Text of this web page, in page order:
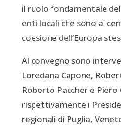
il ruolo fondamentale
enti locali che sono al
coesione dell’Europa
Al convegno sono
Loredana Capone,
Roberto Paccher e Piero
rispettivamente i
regionali di Puglia,